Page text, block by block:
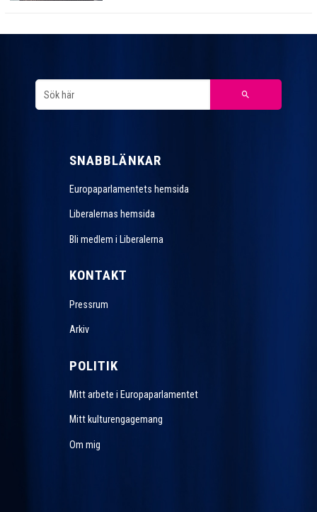
SNABBLÄNKAR
Europaparlamentets hemsida
Liberalernas hemsida
Bli medlem i Liberalerna
KONTAKT
Pressrum
Arkiv
POLITIK
Mitt arbete i Europaparlamentet
Mitt kulturengagemang
Om mig